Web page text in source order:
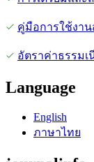
คู่มือการใช้งา
อัตราค่าธรรม
Language
English
ภาษาไทย